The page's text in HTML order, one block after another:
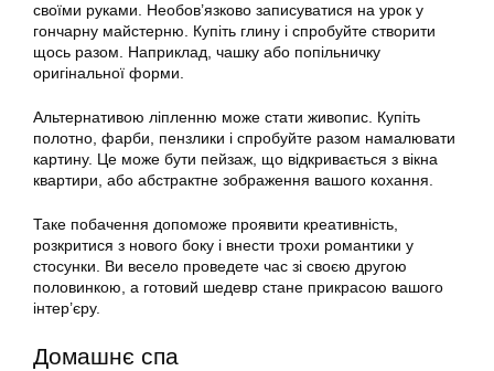
своїми руками. Необов’язково записуватися на урок у
гончарну майстерню. Купіть глину і спробуйте створити
щось разом. Наприклад, чашку або попільничку
оригінальної форми.
Альтернативою ліпленню може стати живопис. Купіть
полотно, фарби, пензлики і спробуйте разом намалювати
картину. Це може бути пейзаж, що відкривається з вікна
квартири, або абстрактне зображення вашого кохання.
Таке побачення допоможе проявити креативність,
розкритися з нового боку і внести трохи романтики у
стосунки. Ви весело проведете час зі своєю другою
половинкою, а готовий шедевр стане прикрасою вашого
інтер’єру.
Домашнє спа